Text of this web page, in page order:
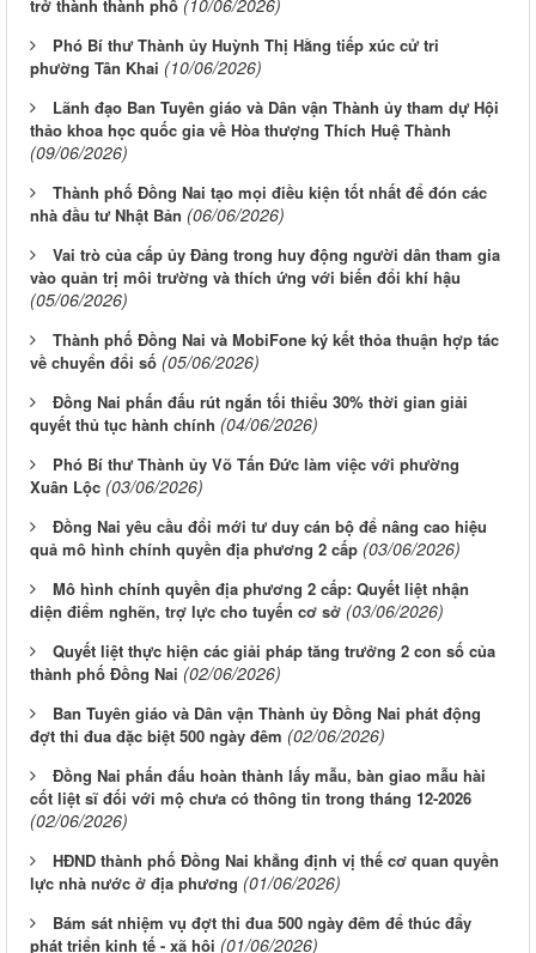
trở thành thành phố
Phó Bí thư Thành ủy Huỳnh Thị Hằng tiếp xúc cử tri
phường Tân Khai (10/06/2026)
Lãnh đạo Ban Tuyên giáo và Dân vận Thành ủy tham dự Hội
thảo khoa học quốc gia về Hòa thượng Thích Huệ Thành
(09/06/2026)
Thành phố Đồng Nai tạo mọi điều kiện tốt nhất để đón các
nhà đầu tư Nhật Bản (06/06/2026)
Vai trò của cấp ủy Đảng trong huy động người dân tham gia
vào quản trị môi trường và thích ứng với biến đổi khí hậu
(05/06/2026)
Thành phố Đồng Nai và MobiFone ký kết thỏa thuận hợp tác
về chuyển đổi số (05/06/2026)
Đồng Nai phấn đấu rút ngắn tối thiểu 30% thời gian giải
quyết thủ tục hành chính (04/06/2026)
Phó Bí thư Thành ủy Võ Tấn Đức làm việc với phường
Xuân Lộc (03/06/2026)
Đồng Nai yêu cầu đổi mới tư duy cán bộ để nâng cao hiệu
quả mô hình chính quyền địa phương 2 cấp (03/06/2026)
Mô hình chính quyền địa phương 2 cấp: Quyết liệt nhận
diện điểm nghẽn, trợ lực cho tuyến cơ sở (03/06/2026)
Quyết liệt thực hiện các giải pháp tăng trưởng 2 con số của
thành phố Đồng Nai (02/06/2026)
Ban Tuyên giáo và Dân vận Thành ủy Đồng Nai phát động
đợt thi đua đặc biệt 500 ngày đêm (02/06/2026)
Đồng Nai phấn đấu hoàn thành lấy mẫu, bàn giao mẫu hài
cốt liệt sĩ đối với mộ chưa có thông tin trong tháng 12-2026
(02/06/2026)
HĐND thành phố Đồng Nai khẳng định vị thế cơ quan quyền
lực nhà nước ở địa phương (01/06/2026)
Bám sát nhiệm vụ đợt thi đua 500 ngày đêm để thúc đẩy
phát triển kinh tế - xã hội (01/06/2026)